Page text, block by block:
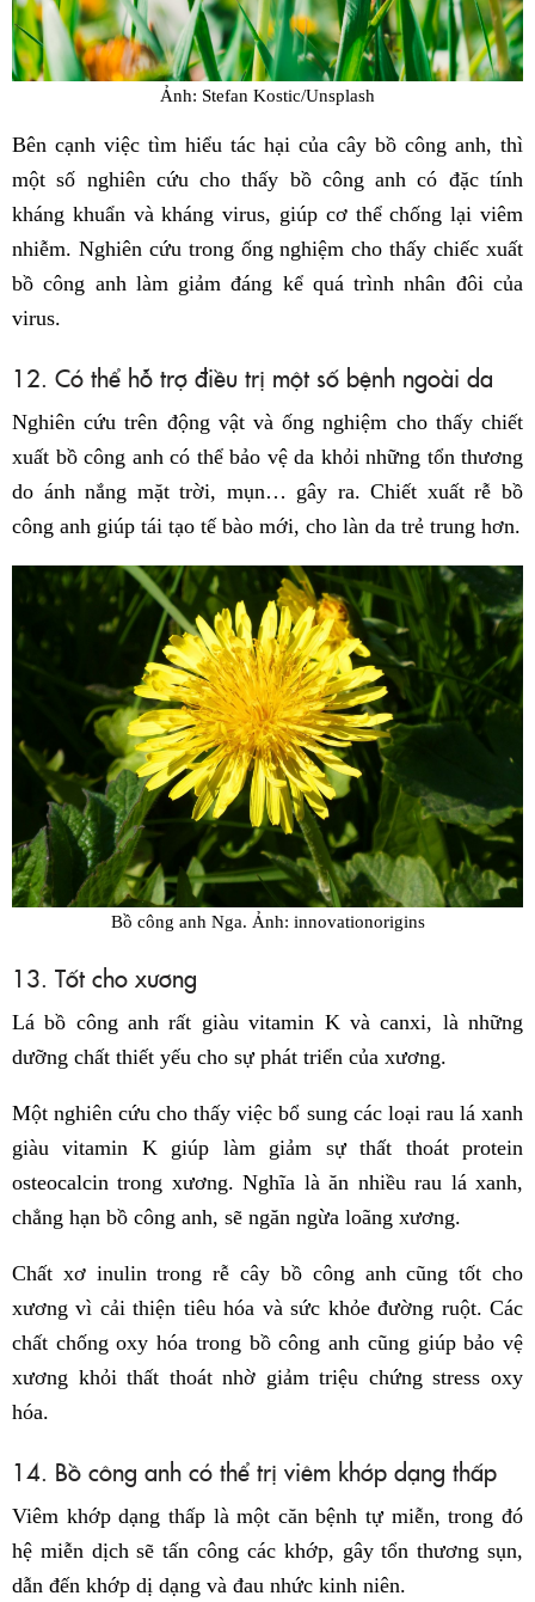
Ảnh: Stefan Kostic/Unsplash
Bên cạnh việc tìm hiểu tác hại của cây bồ công anh, thì
một số nghiên cứu cho thấy bồ công anh có đặc tính
kháng khuẩn và kháng virus, giúp cơ thể chống lại viêm
nhiễm. Nghiên cứu trong ống nghiệm cho thấy chiếc xuất
bồ công anh làm giảm đáng kể quá trình nhân đôi của
virus.
12. Có thể hỗ trợ điều trị một số bệnh ngoài da
Nghiên cứu trên động vật và ống nghiệm cho thấy chiết
xuất bồ công anh có thể bảo vệ da khỏi những tổn thương
do ánh nắng mặt trời, mụn… gây ra. Chiết xuất rễ bồ
công anh giúp tái tạo tế bào mới, cho làn da trẻ trung hơn.
Bồ công anh Nga. Ảnh: innovationorigins
13. Tốt cho xương
Lá bồ công anh rất giàu vitamin K và canxi, là những
dưỡng chất thiết yếu cho sự phát triển của xương.
Một nghiên cứu cho thấy việc bổ sung các loại rau lá xanh
giàu vitamin K giúp làm giảm sự thất thoát protein
osteocalcin trong xương. Nghĩa là ăn nhiều rau lá xanh,
chẳng hạn bồ công anh, sẽ ngăn ngừa loãng xương.
Chất xơ inulin trong rễ cây bồ công anh cũng tốt cho
xương vì cải thiện tiêu hóa và sức khỏe đường ruột. Các
chất chống oxy hóa trong bồ công anh cũng giúp bảo vệ
xương khỏi thất thoát nhờ giảm triệu chứng stress oxy
hóa.
14. Bồ công anh có thể trị viêm khớp dạng thấp
Viêm khớp dạng thấp là một căn bệnh tự miễn, trong đó
hệ miễn dịch sẽ tấn công các khớp, gây tổn thương sụn,
dẫn đến khớp dị dạng và đau nhức kinh niên.